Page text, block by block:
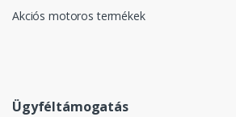
Akciós motoros termékek
Ügyféltámogatás